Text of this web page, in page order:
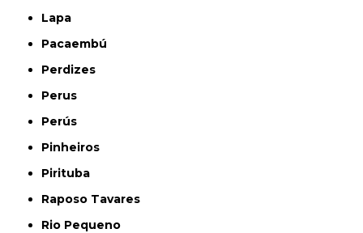
Lapa
Pacaembú
Perdizes
Perus
Perús
Pinheiros
Pirituba
Raposo Tavares
Rio Pequeno